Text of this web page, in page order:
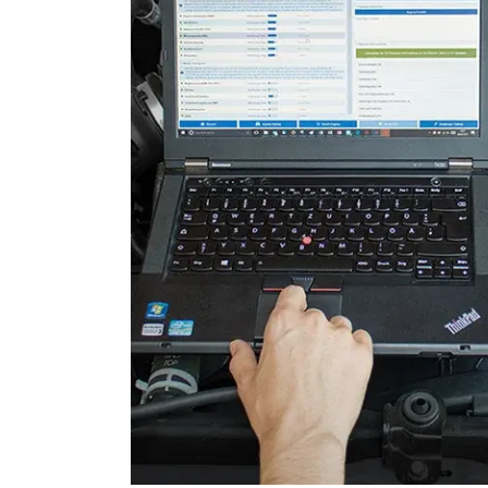
Soundsystem
Sprachsteuerung
Türsteuergerät hinten links
Türsteuergerät hinten
Türsteuergerät vorne links
Türsteuergerät vorne
Vordere Bedieneinheit
Zentralelektronik
Zentralelektronik 2